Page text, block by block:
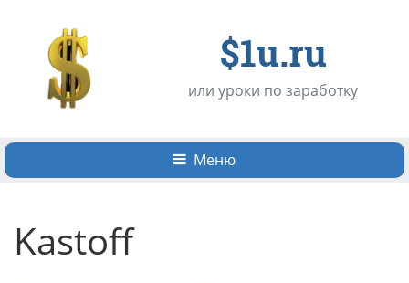
$1u.ru
или уроки по заработку
Меню
Kastoff